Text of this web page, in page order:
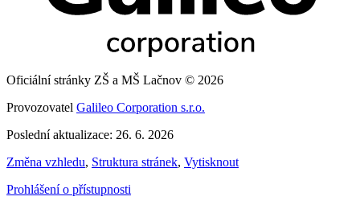
Oficiální stránky ZŠ a MŠ Lačnov © 2026
Provozovatel Galileo Corporation s.r.o.
Poslední aktualizace: 26. 6. 2026
Změna vzhledu, Struktura stránek, Vytisknout
Prohlášení o přístupnosti